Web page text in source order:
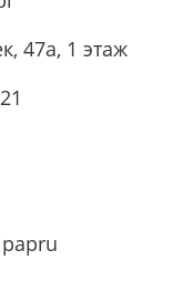
47а, 1 этаж